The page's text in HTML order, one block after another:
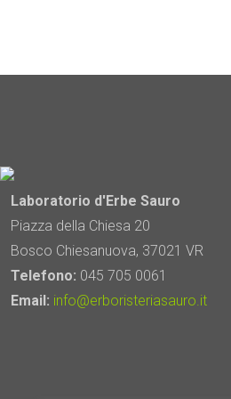
Laboratorio d'Erbe Sauro
Piazza della Chiesa 20
Bosco Chiesanuova, 37021 VR
Telefono: 045 705 0061
Email: info@erboristeriasauro.it